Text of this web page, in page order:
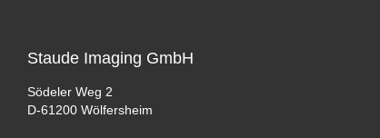
Staude Imaging GmbH
Södeler Weg 2
D-61200 Wölfersheim